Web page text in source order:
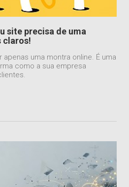
site precisa de uma
claros!
uma montra online. É uma
como a sua empresa